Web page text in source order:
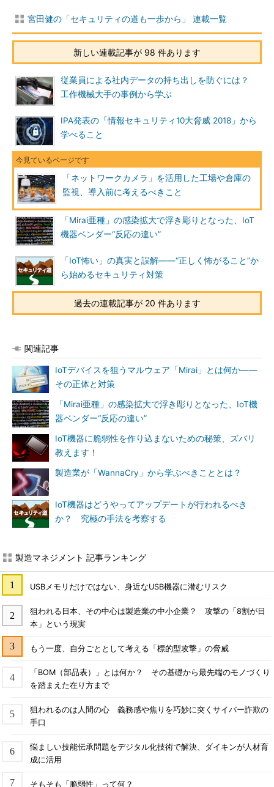
宮田健の「セキュリティの道も一歩から」 連載一覧
新しい連載記事が 98 件あります
従業員による社内データの持ち出しを防ぐには？
工作機械大手の事例から学ぶ
IPA発表の「情報セキュリティ10大脅威 2018」から
学べること
「ネットワークカメラ」を活用した工場や倉庫の
監視、導入前に考えるべきこと
「Mirai亜種」の感染拡大で浮き彫りとなった、IoT
機器ベンダー“反応の違い”
「IoT怖い」の真実と誤解――“正しく怖がること”か
ら始めるセキュリティ対策
過去の連載記事が 20 件あります
関連記事
IoTデバイスを狙うマルウェア「Mirai」とは何か――
その正体と対策
「Mirai亜種」の感染拡大で浮き彫りとなった、IoT機
器ベンダー“反応の違い”
IoT機器に脆弱性を作り込まないための秘策、ズバリ
教えます！
製造業が「WannaCry」から学ぶべきこととは？
IoT機器はどうやってアップデートが行われるべき
か？ 究極の手法を考察する
製造マネジメント 記事ランキング
USBメモリだけではない、身近なUSB機器に潜むリスク
狙われる日本、その中心は製造業の中小企業？ 攻撃の「8割が日
本」という現実
もう一度、自分ごととして考える「標的型攻撃」の脅威
「BOM（部品表）」とは何か？ その基礎から最先端のモノづくり
を踏まえた在り方まで
狙われるのは人間の心 義務感や焦りを巧妙に突くサイバー詐欺の
手口
悩ましい技能伝承問題をデジタル化技術で解決、ダイキンが人材育
成に活用
そもそも「脆弱性」って何？